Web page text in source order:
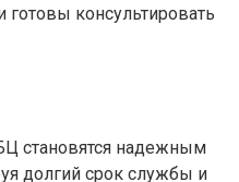
консультировать
становятся надежным
долгий срок службы и